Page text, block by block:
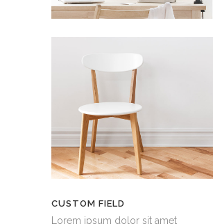
CUSTOM FIELD
Lorem ipsum dolor sit amet